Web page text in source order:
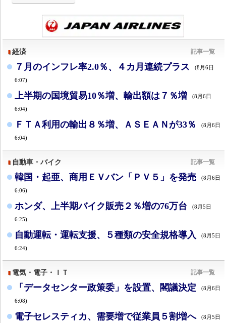
経済 記事一覧
７月のインフレ率2.0％、４カ月連続プラス (8月6日
6:07)
上半期の国境貿易10％増、輸出額は７％増 (8月6日
6:04)
ＦＴＡ利用の輸出８％増、ＡＳＥＡＮが33％ (8月6日
6:04)
自動車・バイク 記事一覧
韓国・起亜、商用ＥＶバン「ＰＶ５」を発売 (8月6日
6:06)
ホンダ、上半期バイク販売２％増の76万台 (8月5日
6:25)
自動運転・運転支援、５種類の安全規格導入 (8月5日
6:24)
電気・電子・ＩＴ 記事一覧
「データセンター政策委」を設置、閣議決定 (8月6日
6:08)
電子セレスティカ、需要増で従業員５割増へ (8月5日